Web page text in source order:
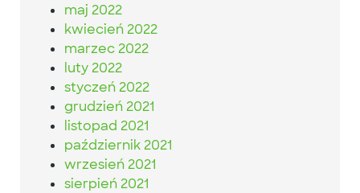
maj 2022
kwiecień 2022
marzec 2022
luty 2022
styczeń 2022
grudzień 2021
listopad 2021
październik 2021
wrzesień 2021
sierpień 2021